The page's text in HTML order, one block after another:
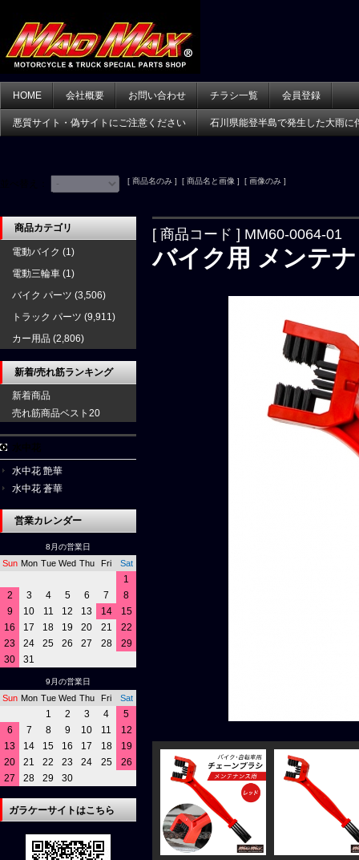
HOME 会社概要 お問い合わせ チラシ一覧 会員登録
悪質サイト・偽サイトにご注意ください 石川県能登半島で発生した大雨に
[ 商品名のみ ] [ 商品名と画像 ] [ 画像のみ ]
[ 商品コード ] MM60-0064-01
バイク用 メンテ
商品カテゴリ
電動バイク (1)
電動三輪車 (1)
バイク パーツ (3,506)
トラック パーツ (9,911)
カー用品 (2,806)
新着/売れ筋ランキング
新着商品
売れ筋商品ベスト20
水中花 艶華
水中花 蒼華
営業カレンダー
8月の営業日
Sun Mon Tue Wed Thu Fri Sat
1
2
3 4 5 6 7
8
9
10 11 12 13 14
15
16
17 18 19 20 21
22
23
24 25 26 27 28
29
30
31
9月の営業日
Sun Mon Tue Wed Thu Fri Sat
1 2 3 4
5
6
7 8 9 10 11
12
13
14 15 16 17 18
19
20
21 22 23 24 25
26
27
28 29 30
ガラケーサイトはこちら